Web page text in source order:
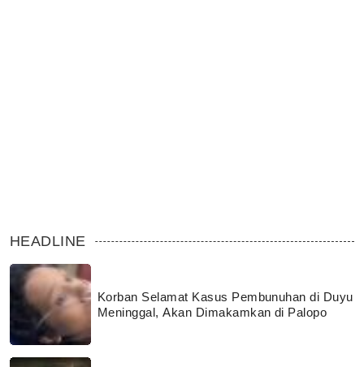
HEADLINE
Korban Selamat Kasus Pembunuhan di Duyu
Meninggal, Akan Dimakamkan di Palopo